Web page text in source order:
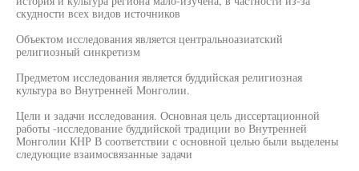
скудности всех видов источников
Объектом исследования является центральноазиатский
религиозный синкретизм
Предметом исследования является буддийская религиозная
культура во Внутренней Монголии.
Цели и задачи исследования. Основная цель диссертационной
работы -исследование буддийской традиции во Внутренней
Монголии КНР В соответствии с основной целью были выделены
следующие взаимосвязанные задачи